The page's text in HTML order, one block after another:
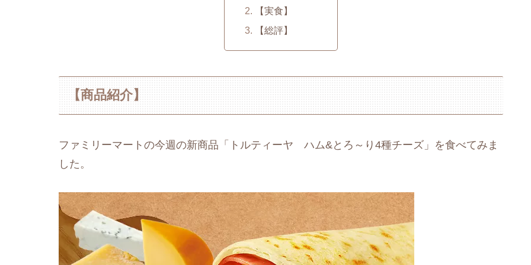
【実食】
【総評】
【商品紹介】
ファミリーマートの今週の新商品「トルティーヤ ハム&とろ～り4種チーズ」を食べてみま
した。